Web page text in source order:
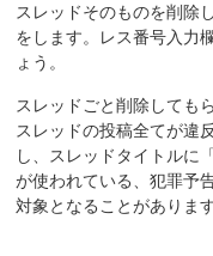
スレッドそのものを削除
をします。レス番号入力
ょう。
スレッドごと削除しても
スレッドの投稿全てが違
し、スレッドタイトルに
が使われている、犯罪予
対象となることがあります